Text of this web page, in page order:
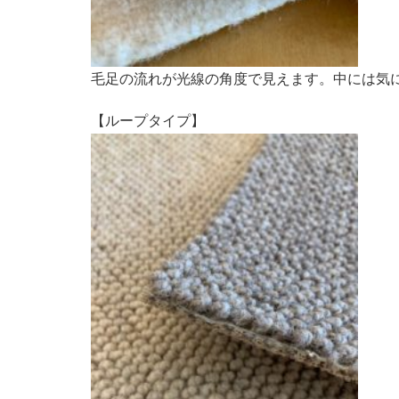
毛足の流れが光線の角度で見えます。中には気
【ループタイプ】